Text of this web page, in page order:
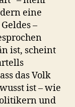
eine
–
ist, scheint
das Volk
ist – wie
und